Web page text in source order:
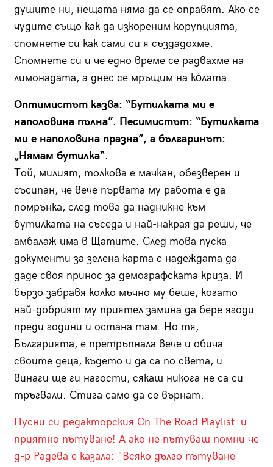
душите ни, нещата няма да се оправят. Ако се
чудите също как да изкореним корупцията,
спомнете си как сами си я създадохме.
Спомнете си и че едно време се радвахме на
лимонадата, а днес се мръщим на кόлата.
Оптимистът казва: “Бутилката ми е
наполовина пълна”. Песимистът: “Бутилката
ми е наполовина празна”, а българинът:
„Нямам бутилка“.
Той, милият, толкова е мачкан, обезверен и
съсипан, че вече първата му работа е да
помрънка, след това да надникне към
бутилката на съседа и най-накрая да реши, че
амбалаж има в Щатите. След това пуска
документи за зелена карта с надеждата да
даде своя принос за демографската криза. И
бързо забравя колко мъчно му беше, когато
най-добрият му приятел замина да бере ягоди
преди години и остана там. Но тя,
Българията, е претръпнала вече и обича
своите деца, където и да са по света, и
винаги ще ги нагости, сякаш никога не са си
тръгвали. Стига само да се върнат.
Пусни си редакторския On The Road Playlist и
приятно пътуване! А ако не пътуваш помни че
д-р Радева е казала: "Всяко дълго пътуване